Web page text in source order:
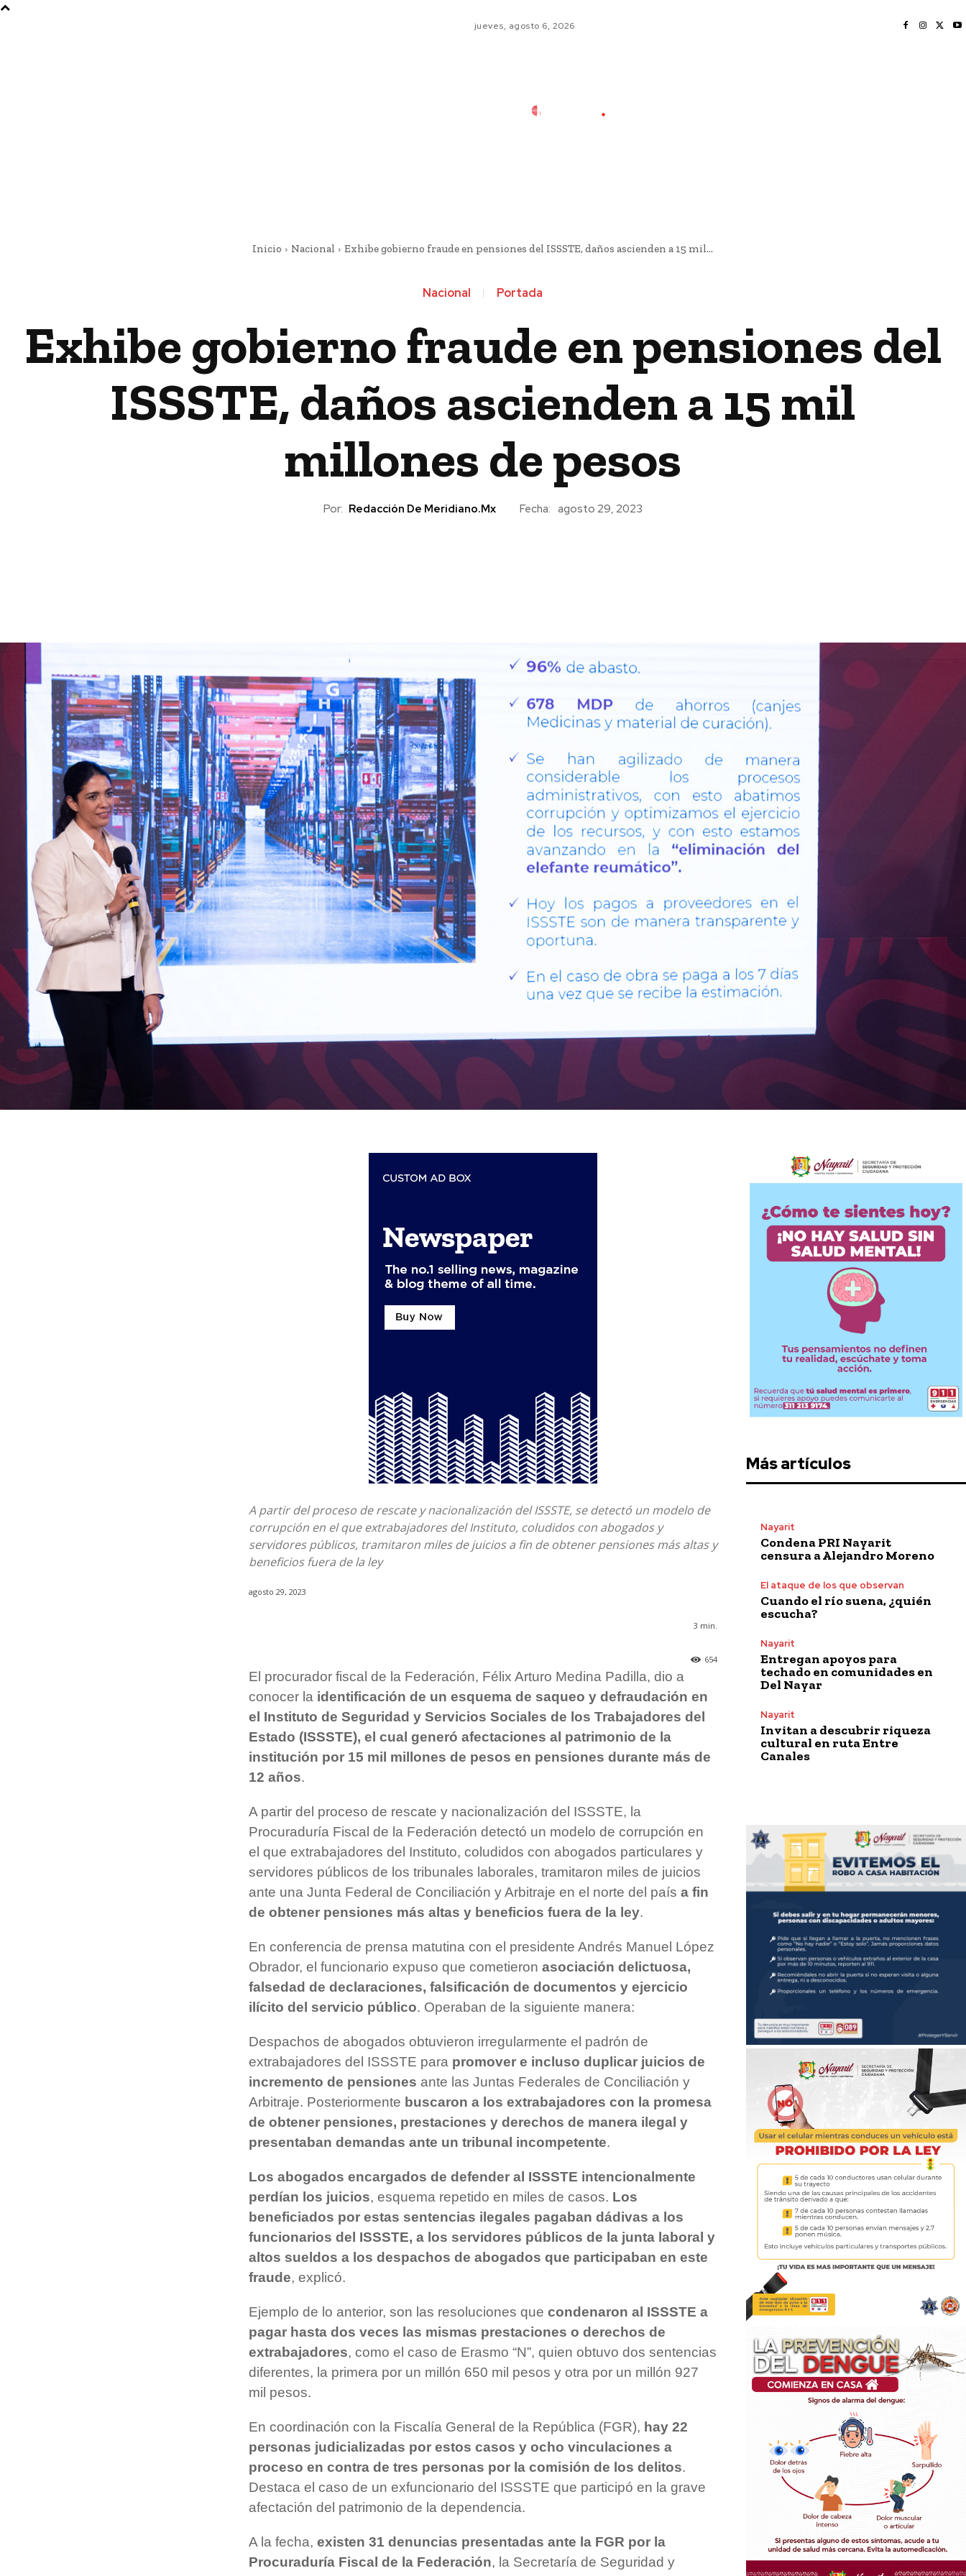
jueves, agosto 6, 2026
Inicio Nacional Exhibe gobierno fraude en pensiones del ISSSTE, daños ascienden a 15 mil...
Nacional Portada
Exhibe gobierno fraude en pensiones del
ISSSTE, daños ascienden a 15 mil
millones de pesos
Por: Redacción De Meridiano.mx Fecha: agosto 29, 2023
A partir del proceso de rescate y nacionalización del ISSSTE, se detectó un modelo de
corrupción en el que extrabajadores del Instituto, coludidos con abogados y
servidores públicos, tramitaron miles de juicios a fin de obtener pensiones más altas y
beneficios fuera de la ley
agosto 29, 2023
3 min.
654
El procurador fiscal de la Federación, Félix Arturo Medina Padilla, dio a
conocer la identificación de un esquema de saqueo y defraudación en
el Instituto de Seguridad y Servicios Sociales de los Trabajadores del
Estado (ISSSTE), el cual generó afectaciones al patrimonio de la
institución por 15 mil millones de pesos en pensiones durante más de
12 años.
A partir del proceso de rescate y nacionalización del ISSSTE, la
Procuraduría Fiscal de la Federación detectó un modelo de corrupción en
el que extrabajadores del Instituto, coludidos con abogados particulares y
servidores públicos de los tribunales laborales, tramitaron miles de juicios
ante una Junta Federal de Conciliación y Arbitraje en el norte del país a fin
de obtener pensiones más altas y beneficios fuera de la ley.
En conferencia de prensa matutina con el presidente Andrés Manuel López
Obrador, el funcionario expuso que cometieron asociación delictuosa,
falsedad de declaraciones, falsificación de documentos y ejercicio
ilícito del servicio público. Operaban de la siguiente manera:
Despachos de abogados obtuvieron irregularmente el padrón de
extrabajadores del ISSSTE para promover e incluso duplicar juicios de
incremento de pensiones ante las Juntas Federales de Conciliación y
Arbitraje. Posteriormente buscaron a los extrabajadores con la promesa
de obtener pensiones, prestaciones y derechos de manera ilegal y
presentaban demandas ante un tribunal incompetente.
Los abogados encargados de defender al ISSSTE intencionalmente
perdían los juicios, esquema repetido en miles de casos. Los
beneficiados por estas sentencias ilegales pagaban dádivas a los
funcionarios del ISSSTE, a los servidores públicos de la junta laboral y
altos sueldos a los despachos de abogados que participaban en este
fraude, explicó.
Ejemplo de lo anterior, son las resoluciones que condenaron al ISSSTE a
pagar hasta dos veces las mismas prestaciones o derechos de
extrabajadores, como el caso de Erasmo “N”, quien obtuvo dos sentencias
diferentes, la primera por un millón 650 mil pesos y otra por un millón 927
mil pesos.
En coordinación con la Fiscalía General de la República (FGR), hay 22
personas judicializadas por estos casos y ocho vinculaciones a
proceso en contra de tres personas por la comisión de los delitos.
Destaca el caso de un exfuncionario del ISSSTE que participó en la grave
afectación del patrimonio de la dependencia.
A la fecha, existen 31 denuncias presentadas ante la FGR por la
Procuraduría Fiscal de la Federación, la Secretaría de Seguridad y
Más artículos
Nayarit
Condena PRI Nayarit
censura a Alejandro Moreno
El ataque de los que observan
Cuando el río suena, ¿quién
escucha?
Nayarit
Entregan apoyos para
techado en comunidades en
Del Nayar
Nayarit
Invitan a descubrir riqueza
cultural en ruta Entre
Canales